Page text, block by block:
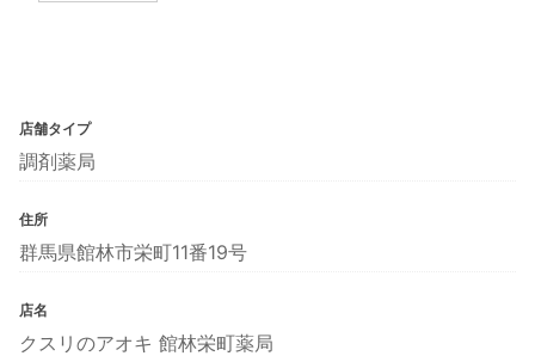
店舗タイプ
調剤薬局
住所
群馬県館林市栄町11番19号
店名
クスリのアオキ 館林栄町薬局